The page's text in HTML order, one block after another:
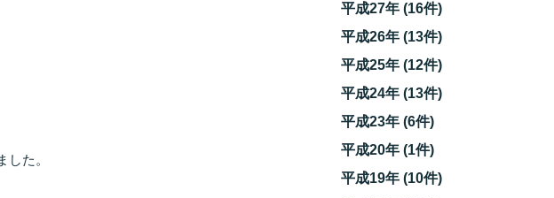
た。
平成27年 (16件)
平成26年 (13件)
平成25年 (12件)
平成24年 (13件)
平成23年 (6件)
平成20年 (1件)
平成19年 (10件)